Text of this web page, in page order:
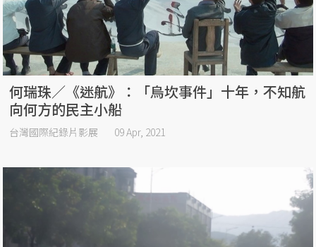
何瑞珠／《迷航》：「烏坎事件」十年，不知航
向何方的民主小船
台灣國際紀錄片影展 09 Apr, 2021